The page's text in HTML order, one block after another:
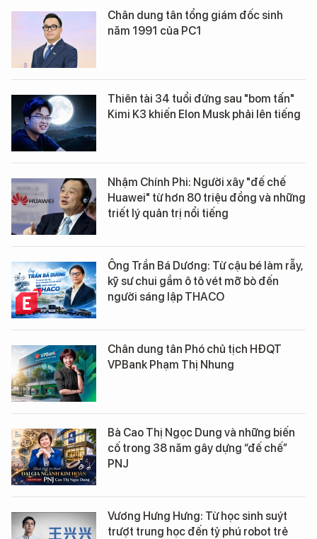
Chân dung tân tổng giám đốc sinh
năm 1991 của PC1
Thiên tài 34 tuổi đứng sau "bom tấn"
Kimi K3 khiến Elon Musk phải lên tiếng
Nhậm Chính Phi: Người xây "đế chế
Huawei" từ hơn 80 triệu đồng và những
triết lý quản trị nổi tiếng
Ông Trần Bá Dương: Từ cậu bé làm rẫy,
kỹ sư chui gầm ô tô vét mỡ bò đến
người sáng lập THACO
Chân dung tân Phó chủ tịch HĐQT
VPBank Phạm Thị Nhung
Bà Cao Thị Ngọc Dung và những biến
cố trong 38 năm gây dựng “đế chế”
PNJ
Vương Hưng Hưng: Từ học sinh suýt
trượt trung học đến tỷ phú robot trẻ